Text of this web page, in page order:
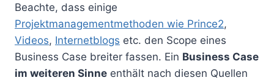
Beachte, dass einige
Projektmanagementmethoden wie Prince2,
Videos, Internetblogs etc. den Scope eines
Business Case breiter fassen. Ein Business Case
im weiteren Sinne enthält nach diesen Quellen